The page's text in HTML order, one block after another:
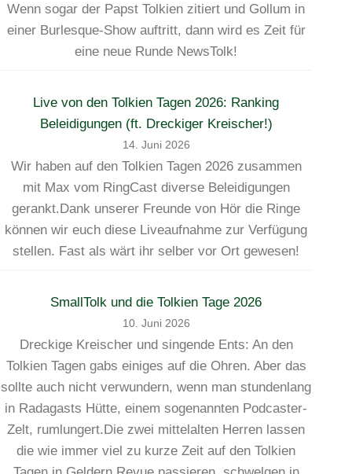
Wenn sogar der Papst Tolkien zitiert und Gollum in
einer Burlesque-Show auftritt, dann wird es Zeit für
eine neue Runde NewsTolk!
Live von den Tolkien Tagen 2026: Ranking
Beleidigungen (ft. Dreckiger Kreischer!)
14. Juni 2026
Wir haben auf den Tolkien Tagen 2026 zusammen
mit Max vom RingCast diverse Beleidigungen
gerankt.Dank unserer Freunde von Hör die Ringe
können wir euch diese Liveaufnahme zur Verfügung
stellen. Fast als wärt ihr selber vor Ort gewesen!
SmallTolk und die Tolkien Tage 2026
10. Juni 2026
Dreckige Kreischer und singende Ents: An den
Tolkien Tagen gabs einiges auf die Ohren. Aber das
sollte auch nicht verwundern, wenn man stundenlang
in Radagasts Hütte, einem sogenannten Podcaster-
Zelt, rumlungert.Die zwei mittelalten Herren lassen
die wie immer viel zu kurze Zeit auf den Tolkien